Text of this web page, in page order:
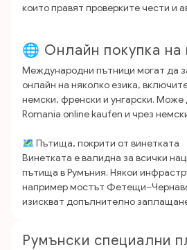
които правят проверките чести и
🌐 Онлайн покупка на
Международни пътници могат да
онлайн на няколко езика,
немски, френски и унгарски.
Romania online kaufen и чрез
🗺️ Пътища, покрити от винетката
Винетката е валидна за всички
пътища в Румъния. Някои
например мостът
изискват допълнително
Румънски специални